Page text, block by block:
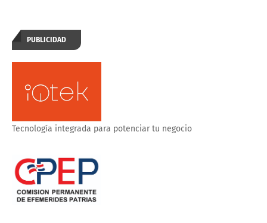
PUBLICIDAD
Tecnología integrada para potenciar tu negocio